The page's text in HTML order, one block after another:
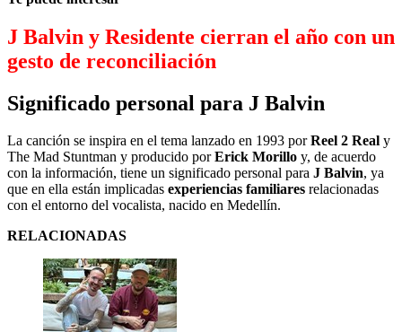
J Balvin y Residente cierran el año con un
gesto de reconciliación
Significado personal para J Balvin
La canción se inspira en el tema lanzado en 1993 porReel 2 Real y
The Mad Stuntman y producido porErick Morillo y, de acuerdo
con la información, tiene un significado personal para J Balvin, ya
que en ella están implicadas experiencias familiares relacionadas
con el entorno del vocalista, nacido en Medellín.
RELACIONADAS